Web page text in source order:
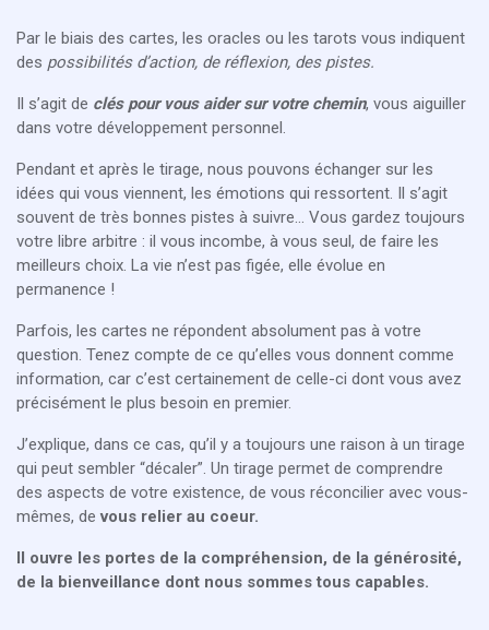
Par le biais des cartes, les oracles ou les tarots vous indiquent
des possibilités d’action, de réflexion, des pistes.
Il s’agit de clés pour vous aider sur votre chemin, vous aiguiller
dans votre développement personnel.
Pendant et après le tirage, nous pouvons échanger sur les
idées qui vous viennent, les émotions qui ressortent. Il s’agit
souvent de très bonnes pistes à suivre... Vous gardez toujours
votre libre arbitre : il vous incombe, à vous seul, de faire les
meilleurs choix. La vie n’est pas figée, elle évolue en
permanence !
Parfois, les cartes ne répondent absolument pas à votre
question. Tenez compte de ce qu’elles vous donnent comme
information, car c’est certainement de celle-ci dont vous avez
précisément le plus besoin en premier.
J’explique, dans ce cas, qu’il y a toujours une raison à un tirage
qui peut sembler “décaler”. Un tirage permet de comprendre
des aspects de votre existence, de vous réconcilier avec vous-
mêmes, devous relier au coeur.
Il ouvre les portes de la compréhension, de la générosité,
de la bienveillance dont nous sommes tous capables.